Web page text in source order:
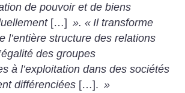
de pouvoir et de biens
[…] ». « Il transforme
l’entière structure des relations
des groupes
à l’exploitation dans des sociétés
différenciées […]. »